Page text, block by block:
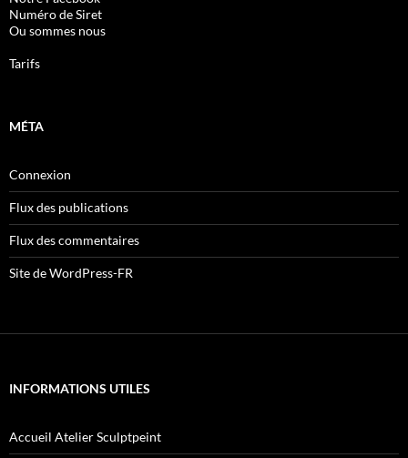
Numéro de Siret
Ou sommes nous
Tarifs
MÉTA
Connexion
Flux des publications
Flux des commentaires
Site de WordPress-FR
INFORMATIONS UTILES
Accueil Atelier Sculptpeint